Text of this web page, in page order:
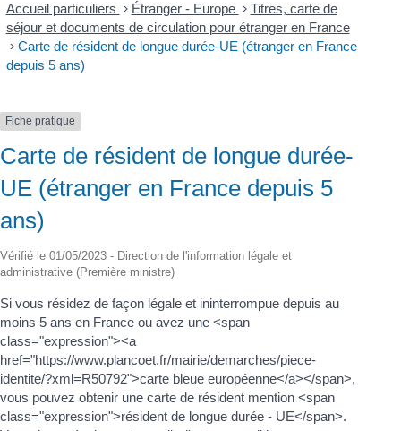
Accueil particuliers > Étranger - Europe > Titres, carte de
séjour et documents de circulation pour étranger en France
> Carte de résident de longue durée-UE (étranger en France
depuis 5 ans)
Fiche pratique
Carte de résident de longue durée-
UE (étranger en France depuis 5
ans)
Vérifié le 01/05/2023 - Direction de l'information légale et
administrative (Première ministre)
Si vous résidez de façon légale et ininterrompue depuis au
moins 5 ans en France ou avez une <span
class="expression"><a
href="https://www.plancoet.fr/mairie/demarches/piece-
identite/?xml=R50792">carte bleue européenne</a></span>,
vous pouvez obtenir une carte de résident mention <span
class="expression">résident de longue durée - UE</span>.